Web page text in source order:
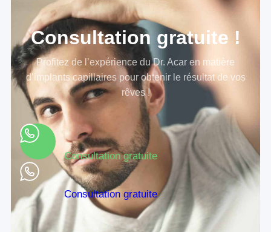
Consultation gratuite !
Profitez de l’expérience du Dr. Acar en matière
d’implants capillaires pour obtenir le résultat de vos
rêves !
Consultation gratuite
Consultation gratuite